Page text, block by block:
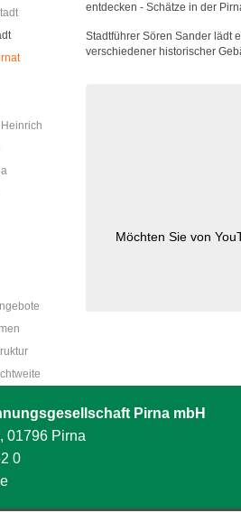
entdecken - Schätze in der
Stadtführer Sören Sander lädt
verschiedener historischer
Möchten Sie von
Pirna mbH
01796 Pirna
0